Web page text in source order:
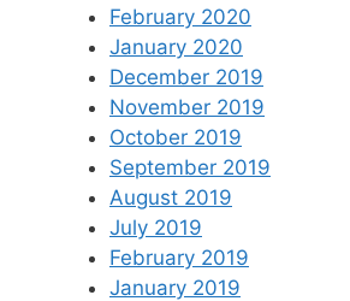
February 2020
January 2020
December 2019
November 2019
October 2019
September 2019
August 2019
July 2019
February 2019
January 2019